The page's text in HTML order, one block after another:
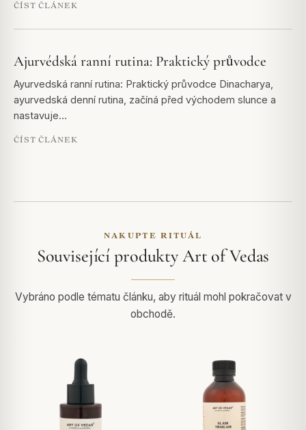
ČÍST ČLÁNEK
Ajurvédská ranní rutina: Praktický průvodce
Ayurvedská ranní rutina: Praktický průvodce Dinacharya,
ayurvedská denní rutina, začíná před východem slunce a
nastavuje…
ČÍST ČLÁNEK
NAKUPTE RITUÁL
Související produkty Art of Vedas
Vybráno podle tématu článku, aby rituál mohl pokračovat v
obchodě.